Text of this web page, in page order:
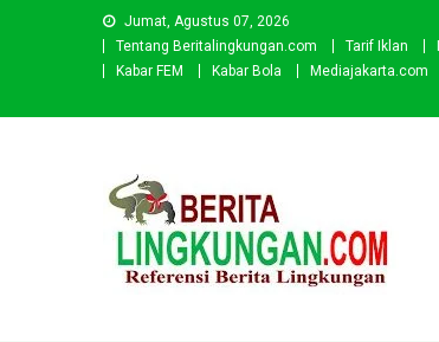
Jumat, Agustus 07, 2026
Tentang Beritalingkungan.com
Tarif Iklan
Kabar FEM
Kabar Bola Mediajakarta.com